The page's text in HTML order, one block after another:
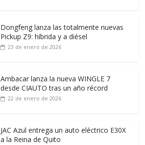
Dongfeng lanza las totalmente nuevas
Pickup Z9: híbrida y a diésel
23 de enero de 2026
Ambacar lanza la nueva WINGLE 7
desde CIAUTO tras un año récord
22 de enero de 2026
JAC Azul entrega un auto eléctrico E30X
a la Reina de Quito